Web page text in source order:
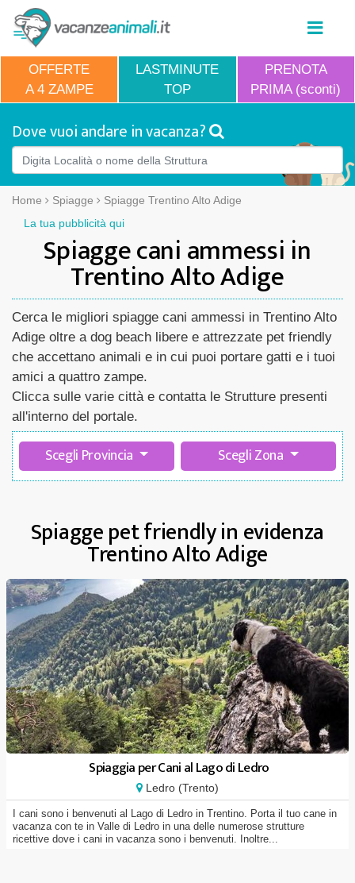
OFFERTE
A 4 ZAMPE
LASTMINUTE
TOP
PRENOTA
PRIMA (sconti)
Dove vuoi andare in vacanza?
Home Spiagge
Spiagge Trentino Alto Adige
La tua pubblicità qui
Spiagge cani ammessi in
Trentino Alto Adige
Cerca le migliori spiagge cani ammessi in Trentino Alto
Adige oltre a dog beach libere e attrezzate pet friendly
che accettano animali e in cui puoi portare gatti e i tuoi
amici a quattro zampe.
Clicca sulle varie città e contatta le Strutture presenti
all'interno del portale.
Scegli Provincia Scegli Zona
Spiagge pet friendly in evidenza
Trentino Alto Adige
Spiaggia per Cani al Lago di Ledro
Ledro (Trento)
I cani sono i benvenuti al Lago di Ledro in Trentino. Porta il tuo cane in
vacanza con te in Valle di Ledro in una delle numerose strutture
ricettive dove i cani in vacanza sono i benvenuti. Inoltre...